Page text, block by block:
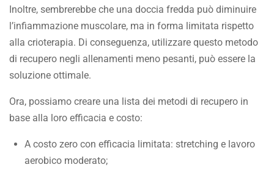
Inoltre, sembrerebbe che una doccia fredda può diminuire
l’infiammazione muscolare, ma in forma limitata rispetto
alla crioterapia. Di conseguenza, utilizzare questo metodo
di recupero negli allenamenti meno pesanti, può essere la
soluzione ottimale.
Ora, possiamo creare una lista dei metodi di recupero in
base alla loro efficacia e costo:
A costo zero con efficacia limitata: stretching e lavoro
aerobico moderato;